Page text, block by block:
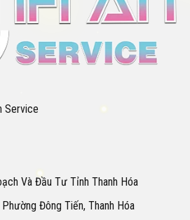
Service
Và Đầu Tư Tỉnh Thanh Hóa
Đông Tiến, Thanh Hóa